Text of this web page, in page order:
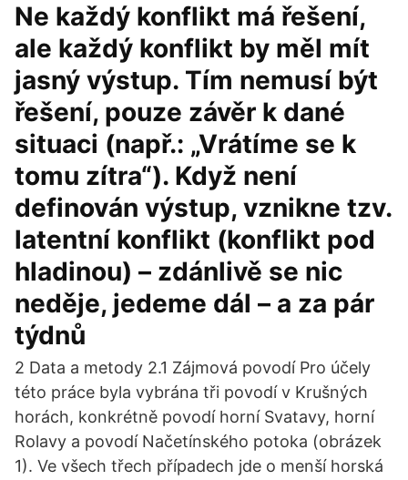
Ne každý konflikt má řešení,
ale každý konflikt by měl mít
jasný výstup. Tím nemusí být
řešení, pouze závěr k dané
situaci (např.: „Vrátíme se k
tomu zítra“). Když není
definován výstup, vznikne tzv.
latentní konflikt (konflikt pod
hladinou) – zdánlivě se nic
neděje, jedeme dál – a za pár
týdnů
2 Data a metody 2.1 Zájmová povodí Pro účely
této práce byla vybrána tři povodí v Krušných
horách, konkrétně povodí horní Svatavy, horní
Rolavy a povodí Načetínského potoka (obrázek
1). Ve všech třech případech jde o menší horská